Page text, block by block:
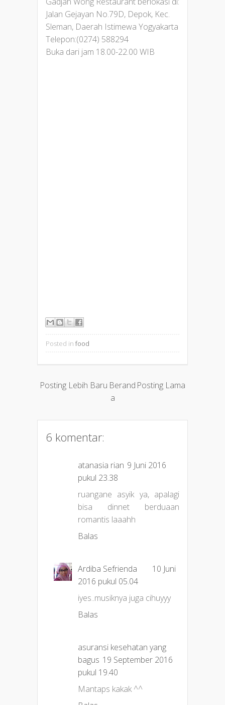
Jalan Gejayan No.79D, Depok, Kec.
Sleman, Daerah Istimewa Yogyakarta
Telepon:(0274) 588294
Buka dari jam 18.00-22.00 WIB
Posted in food
Posting Lebih Baru Posting Lama
Berand
a
6 komentar:
atanasia rian 9 Juni 2016
pukul 23.38
ruangane asyik ya, apalagi
bisa dinnet berduaan
romantis laaahh
Balas
Ardiba Sefrienda
10 Juni
2016 pukul 05.04
iyes..musiknya juga cihuyyy
Balas
asuransi kesehatan yang
bagus 19 September 2016
pukul 19.40
Mantaps kakak ^^